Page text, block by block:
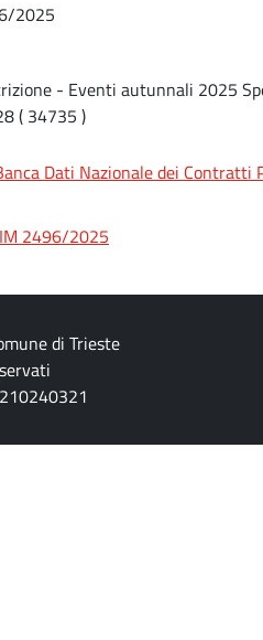
2025
- Eventi autunnali 2025
( 34735 )
Dati Nazionale dei Contratti
2496/2025
di Trieste